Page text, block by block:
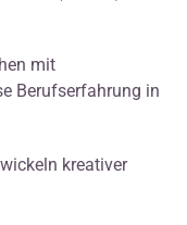
mit
Berufserfahrung in
kreativer